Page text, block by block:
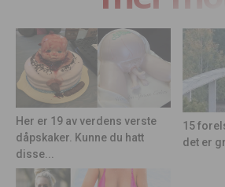
Her er 19 av verdens verste
dåpskaker. Kunne du hatt
disse...
15
det er